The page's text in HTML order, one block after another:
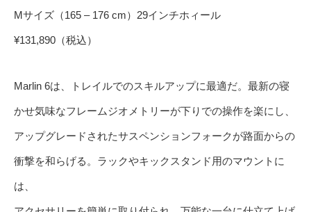
Mサイズ（165 – 176 cm）29インチホィール
¥131,890（税込）
Marlin 6は、トレイルでのスキルアップに最適だ。最新の寝
かせ気味なフレームジオメトリーが下りでの操作を楽にし、
アップグレードされたサスペンションフォークが路面からの
衝撃を和らげる。ラックやキックスタンド用のマウントに
は、